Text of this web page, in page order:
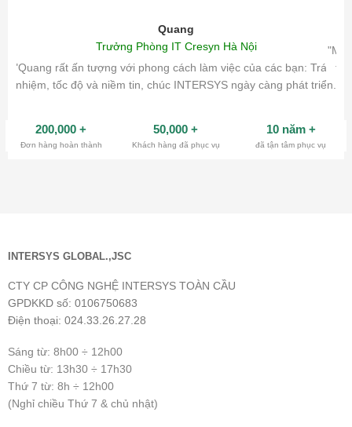
Quang
Trưởng Phòng IT Cresyn Hà Nội
"Quang rất ấn tượng với phong cách làm việc của các bạn: Trách
nhiệm, tốc độ và niềm tin, chúc INTERSYS ngày càng phát triển.
200,000 +
Đơn hàng hoàn thành
50,000 +
Khách hàng đã phục vụ
10 năm +
đã tận tâm phục vụ
INTERSYS GLOBAL.,JSC
CTY CP CÔNG NGHỆ INTERSYS TOÀN CẦU
GPDKKD số: 0106750683
Điện thoại: 024.33.26.27.28
Sáng từ: 8h00 ÷ 12h00
Chiều từ: 13h30 ÷ 17h30
Thứ 7 từ: 8h ÷ 12h00
(Nghỉ chiều Thứ 7 & chủ nhật)